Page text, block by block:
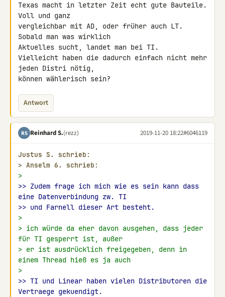
Texas macht in letzter Zeit echt gute Bauteile.
Voll und ganz
vergleichbar mit AD, oder früher auch LT.
Sobald man was wirklich
Aktuelles sucht, landet man bei TI.
Vielleicht haben die dadurch einfach nicht mehr
jeden Distri nötig,
können wählerisch sein?
Antwort
RS Reinhard S.(rezz) 2019-11-20 18:22#6046119
Justus S. schrieb:
> Anselm 6. schrieb:
>
>> Zudem frage ich mich wie es sein kann dass
eine Datenverbindung zw. TI
>> und Farnell dieser Art besteht.
>
> ich würde da eher davon ausgehen, dass jeder
für TI gesperrt ist, außer
> er ist ausdrücklich freigegeben, denn in
einem Thread hieß es ja auch
>
>> TI und Linear haben vielen Distributoren die
Vertraege gekuendigt.